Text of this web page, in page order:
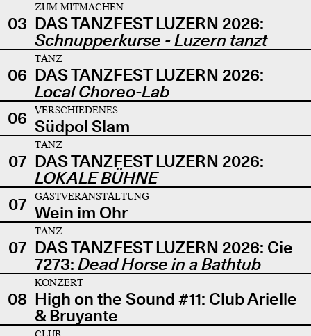
03
ZUM MITMACHEN
DAS TANZFEST LUZERN 2026:
Schnupperkurse - Luzern tanzt
06
TANZ
DAS TANZFEST LUZERN 2026:
Local Choreo-Lab
06
VERSCHIEDENES
Südpol Slam
07
TANZ
DAS TANZFEST LUZERN 2026:
LOKALE BÜHNE
07
GASTVERANSTALTUNG
Wein im Ohr
07
TANZ
DAS TANZFEST LUZERN 2026: Cie
7273: Dead Horse in a Bathtub
08
KONZERT
High on the Sound #11: Club Arielle
& Bruyante